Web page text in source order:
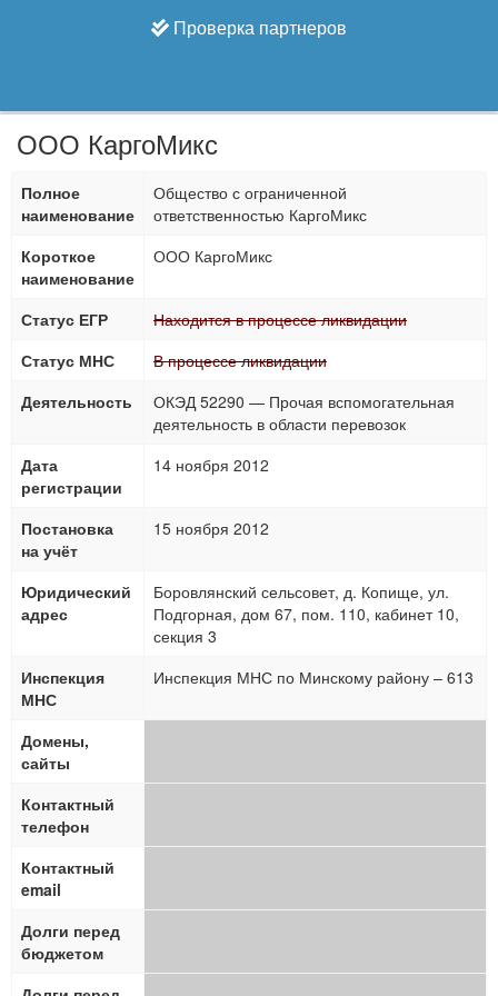
Проверка партнеров
ООО КаргоМикс
Полное
наименование
Общество с ограниченной
ответственностью КаргоМикс
Короткое
наименование
ООО КаргоМикс
Статус ЕГР
Находится в процессе ликвидации
Статус МНС
В процессе ликвидации
Деятельность
ОКЭД 52290 — Прочая вспомогательная
деятельность в области перевозок
Дата
регистрации
14 ноября 2012
Постановка
на учёт
15 ноября 2012
Юридический
адрес
Боровлянский сельсовет, д. Копище, ул.
Подгорная, дом 67, пом. 110, кабинет 10,
секция 3
Инспекция
МНС
Инспекция МНС по Минскому району – 613
Домены,
сайты
Контактный
телефон
Контактный
email
Долги перед
бюджетом